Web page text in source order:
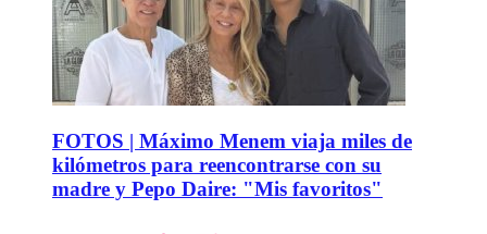
FOTOS | Máximo Menem viaja miles de
kilómetros para reencontrarse con su
madre y Pepo Daire: "Mis favoritos"